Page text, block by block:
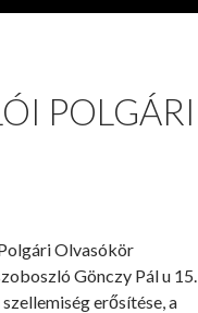
POLGÁRI
Olvasókör
Gönczy Pál u 15.
erősítése, a